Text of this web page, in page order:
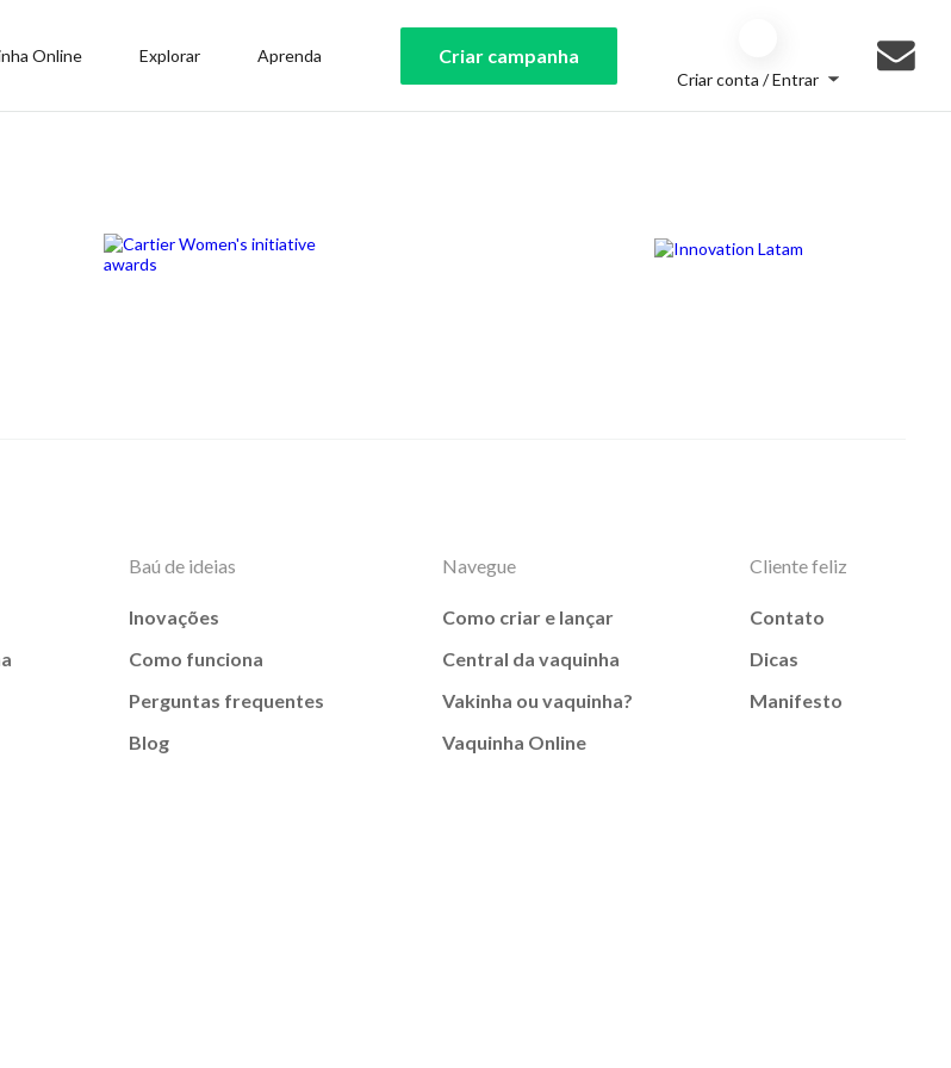
Online Explorar Aprenda Criar campanha
Criar conta / Entrar
Baú de ideias
Inovações
Como funciona
Perguntas frequentes
Blog
Navegue
Como criar e lançar
Central da vaquinha
Vakinha ou vaquinha?
Vaquinha Online
Cliente feliz
Contato
Dicas
Manifesto